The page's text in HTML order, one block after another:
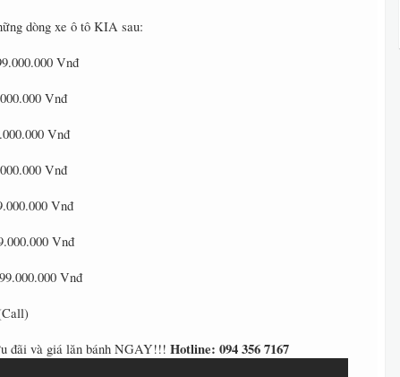
dòng xe ô tô KIA sau:
Vnđ
Vnđ
Vnđ
Vnđ
Vnđ
Vnđ
Vnđ
đãi và giá lăn bánh NGAY!!! Hotline: 094 356 7167